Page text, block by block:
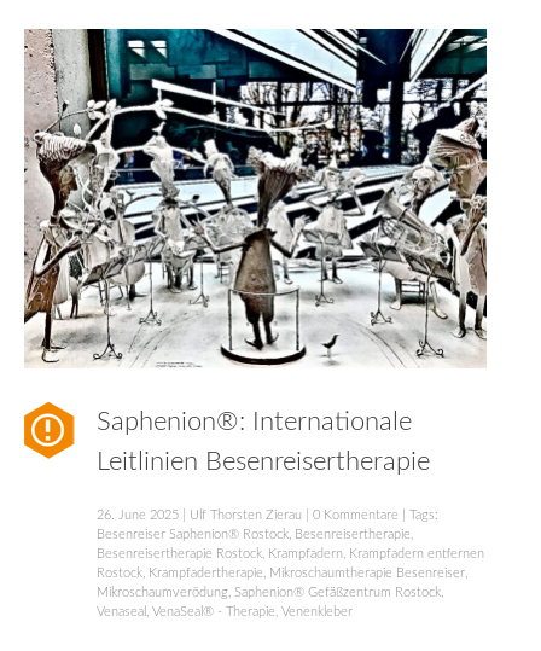
Saphenion®: Internationale
Leitlinien Besenreisertherapie
26. June 2025 Ulf Thorsten Zierau 0 Kommentare | Tags:
Besenreiser Saphenion® Rostock, Besenreisertherapie,
Besenreisertherapie Rostock, Krampfadern, Krampfadern entfernen
Rostock, Krampfadertherapie, Mikroschaumtherapie Besenreiser,
Mikroschaumverödung, Saphenion® Gefäßzentrum Rostock,
Venaseal , VenaSeal® - Therapie, Venenkleber